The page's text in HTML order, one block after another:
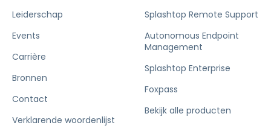
Leiderschap
Events
Carrière
Bronnen
Contact
Verklarende woordenlijst
Splashtop Remote Support
Autonomous Endpoint
Management
Splashtop Enterprise
Foxpass
Bekijk alle producten